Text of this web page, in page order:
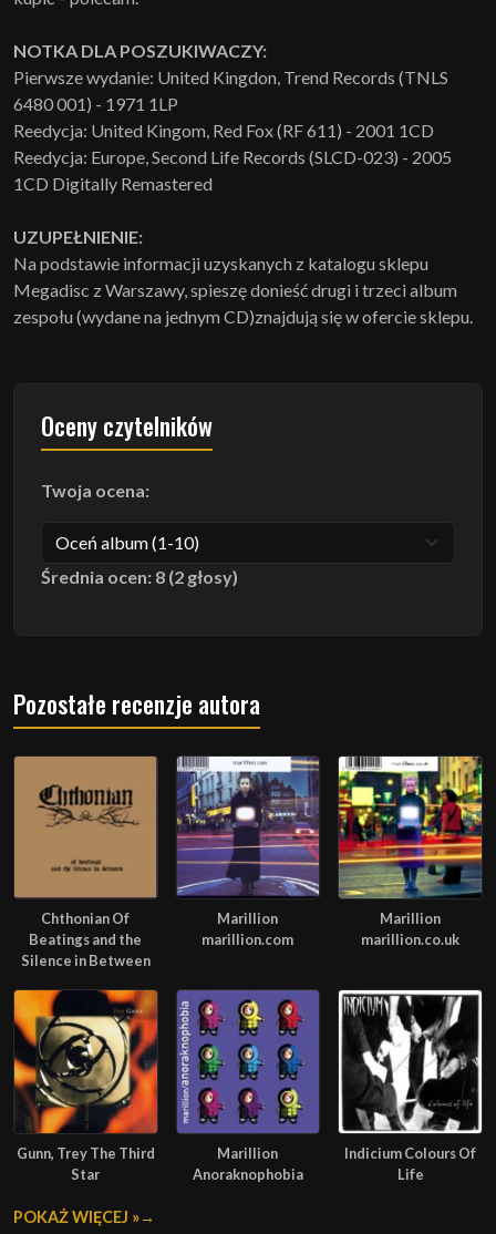
NOTKA DLA POSZUKIWACZY:
Pierwsze wydanie: United Kingdon, Trend Records (TNLS
6480 001) - 1971 1LP
Reedycja: United Kingom, Red Fox (RF 611) - 2001 1CD
Reedycja: Europe, Second Life Records (SLCD-023) - 2005
1CD Digitally Remastered
UZUPEŁNIENIE:
Na podstawie informacji uzyskanych z katalogu sklepu
Megadisc z Warszawy, spieszę donieść drugi i trzeci album
zespołu (wydane na jednym CD)znajdują się w ofercie sklepu.
Oceny czytelników
Twoja ocena:
Średnia ocen: 8 (2 głosy)
Pozostałe recenzje autora
Chthonian Of
Beatings and the
Silence in Between
Marillion
marillion.com
Marillion
marillion.co.uk
Gunn, Trey The Third
Star
Marillion
Anoraknophobia
Indicium Colours Of
Life
POKAŻ WIĘCEJ »